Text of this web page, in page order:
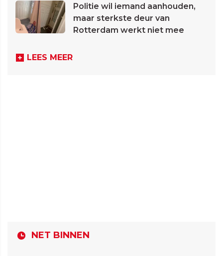
Politie wil iemand aanhouden,
maar sterkste deur van
Rotterdam werkt niet mee
LEES MEER
NET BINNEN